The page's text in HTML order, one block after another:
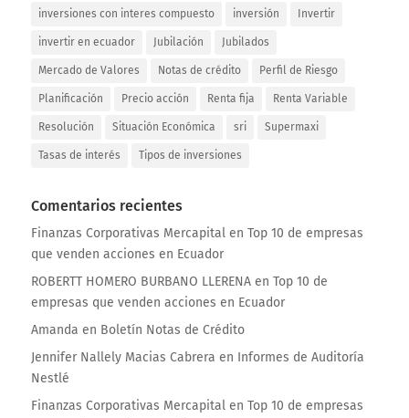
inversiones con interes compuesto inversión Invertir
invertir en ecuador Jubilación Jubilados
Mercado de Valores Notas de crédito Perfil de Riesgo
Planificación Precio acción Renta fija Renta Variable
Resolución Situación Económica sri Supermaxi
Tasas de interés Tipos de inversiones
Comentarios recientes
Finanzas Corporativas Mercapitalen Top 10 de empresas
que venden acciones en Ecuador
ROBERTT HOMERO BURBANO LLERENAen Top 10 de
empresas que venden acciones en Ecuador
Amanda en Boletín Notas de Crédito
Jennifer Nallely Macias Cabrera en Informes de Auditoría
Nestlé
Finanzas Corporativas Mercapitalen Top 10 de empresas